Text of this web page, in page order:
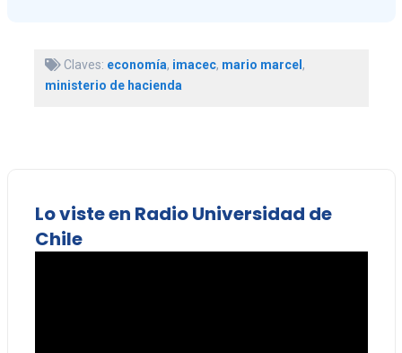
Claves: economía, imacec, mario marcel,
ministerio de hacienda
Lo viste en Radio Universidad de
Chile